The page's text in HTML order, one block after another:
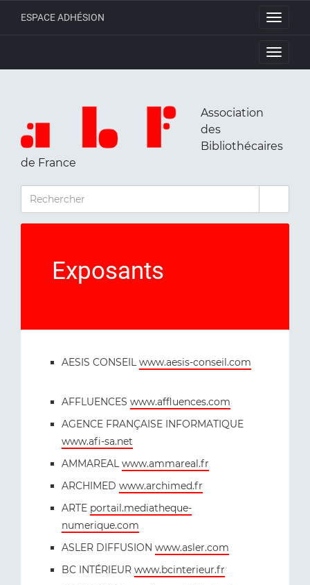
Toggle
ESPACE ADHÉSION
Toggle
Association
des
Bibliothécaires
de France
RECHERCHER
Exposants
AESIS CONSEILwww.aesis-conseil.com
AFFLUENCES www.affluences.com
AGENCE FRANÇAISE INFORMATIQUE
www.afi-sa.net
AMMAREALwww.ammareal.fr
ARCHIMED www.archimed.fr
ARTE portail.mediatheque-
numerique.com
ASLER DIFFUSION www.asler.com
BC INTÉRIEUR www.bcinterieur.fr